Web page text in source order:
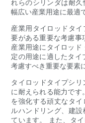
れらのシリンダは耐久
幅広い産業用途に最適
産業用タイロッドタ
要がある重要な考慮事
産業用途にタイロッ
定の用途に適したタイ
考慮すべき重要な要素
タイロッドタイプシ
に耐えられる能力です
を強化する頑丈なタ
ルハンドリング、建
ています。 また、タ